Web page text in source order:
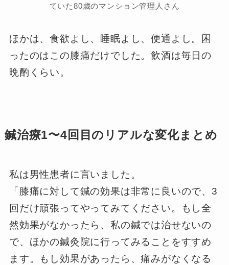
ていた80歳のマンション管理人さん
ほかは、食欲よし、睡眠よし、便通よし。困
ったのはこの膝痛だけでした。飲酒は毎日の
晩酌くらい。
鍼治療1〜4回目のリアルな変化まとめ
私は男性患者に言いました。
「膝痛に対して鍼の効果は非常に良いので、3
回だけ頑張ってやってみてください。もし全
然効果がなかったら、私の鍼では治せないの
で、ほかの鍼灸院に行ってみることをすすめ
ます。もし効果があったら、痛みがなくなる